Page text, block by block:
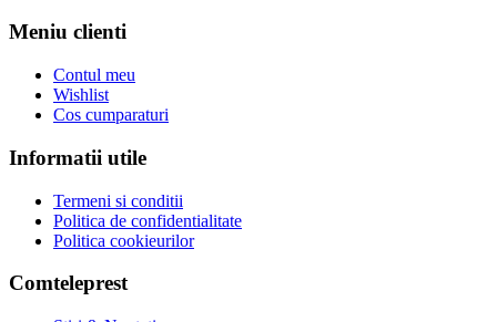
Meniu clienti
Contul meu
Wishlist
Cos cumparaturi
Informatii utile
Termeni si conditii
Politica de confidentialitate
Politica cookieurilor
Comteleprest